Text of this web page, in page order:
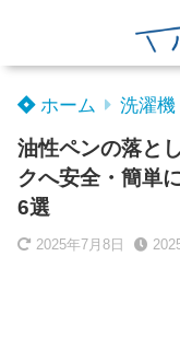
ホーム 洗濯機
油性ペンの落と
クへ安全・簡単
6選
2025年7月8日